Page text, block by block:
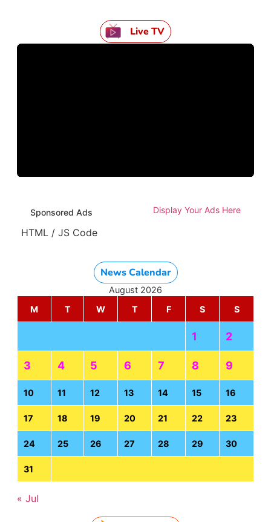
Live TV
Sponsored Ads Display Your Ads Here
HTML / JS Code
News Calendar
August 2026
M
T W T F S S
1 2
3 4 5 6 7 8 9
10 11 12 13 14 15 16
17 18 19 20 21 22 23
24 25 26 27 28 29 30
31
« Jul